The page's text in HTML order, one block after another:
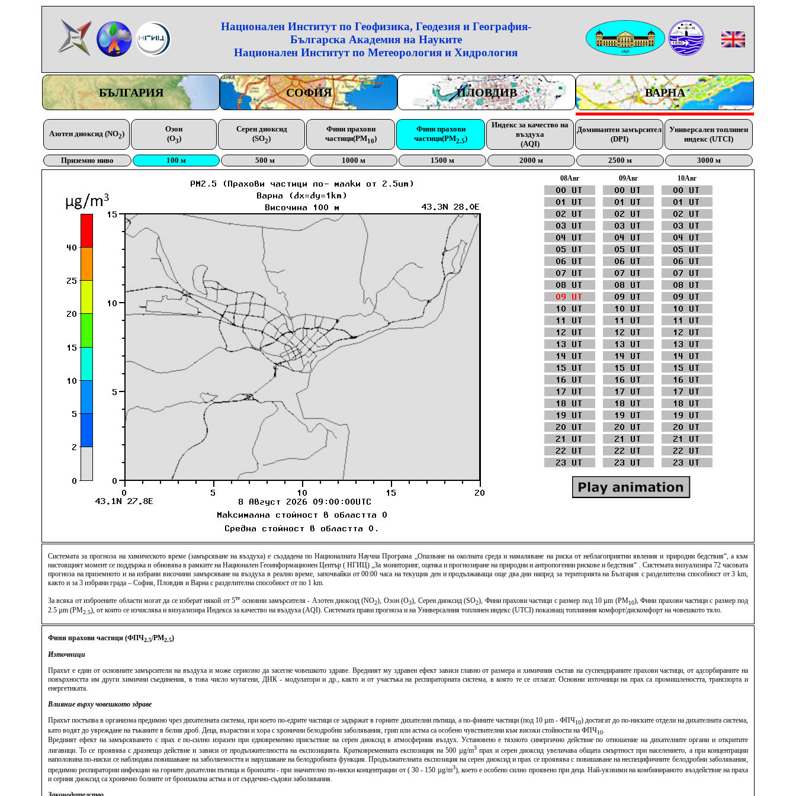
Национален Институт по Геофизика, Геодезия и География-
Българска Академия на Науките
Национален Институт по Метеорология и Хидрология
БЪЛГАРИЯ СОФИЯ ПЛОВДИВ ВАРНА
Азотен диоксид (NO2)
Озон
(O3)
Серен диоксид
(SO2)
Фини прахови
частици(PM10)
Фини прахови
частици(PM2.5)
Индекс за качество на
въздуха
(AQI)
Доминантен замърсител
(DPI)
Универсален топлинен
индекс (UTCI)
Приземно ниво 100 м 500 м 1000 м 1500 м 2000 м 2500 м 3000 м
08Aвг 09Aвг 10Aвг
Системата за прогноза на химическото време (замърсяване на въздуха) е създадена по Националната Научна Програма „Опазване на околната среда и намаляване на риска от неблагоприятни явления и природни бедствия“, а към
настоящият момент се поддържа и обновява в рамките на Национален Геоинформационен Център ( НГИЦ) „За мониторинг, оценка и прогнозиране на природни и антропогенни рискове и бедствия“ . Системата визуализира 72 часовата
прогноза на приземното и на избрани височини замърсяване на въздуха в реално време, започвайки от 00:00 часа на текущия ден и продължаваща още два дни напред за територията на България с разделителна способност от 3 km,
както и за 3 избрани града – София, Пловдив и Варна с разделителна способност от по 1 km.
За всяка от изброените области могат да се изберат някой от 5те основни замърсителя - Азотен диоксид (NO2), Озон (O3), Серен диоксид (SO2), Фини прахови частици с размер под 10 µm (PM10), Фини прахови частици с размер под
2.5 µm (PM2.5), от които се изчислява и визуализира Индекса за качество на въздуха (AQI). Системата прави прогноза и на Универсалния топлинен индекс (UTCI) показващ топлинния комфорт/дискомфорт на човешкото тяло.
Фини прахови частици (ФПЧ2.5/PM2.5)
Източници
Прахът е един от основните замърсители на въздуха и може сериозно да засегне човешкото здраве. Вредният му здравен ефект зависи главно от размера и химичния състав на суспендираните прахови частици, от адсорбираните на
повърхността им други химични съединения, в това число мутагени, ДНК - модулатори и др., както и от участъка на респираторната система, в която те се отлагат. Основни източници на прах са промишлеността, транспорта и
енергетиката.
Влияние върху човешкото здраве
Прахът постъпва в организма предимно чрез дихателната система, при което по-едрите частици се задържат в горните дихателни пътища, а по-фините частици (под 10 µm - ФПЧ10) достигат до по-ниските отдели на дихателната система,
като водят до увреждане на тъканите в белия дроб. Деца, възрастни и хора с хронични белодробни заболявания, грип или астма са особено чувствителни към високи стойности на ФПЧ10
Вредният ефект на замърсяването с прах е по-силно изразен при едновременно присъствие на серен диоксид в атмосферния въздух. Установено е тяхното синергично действие по отношение на дихателните органи и откритите
лигавици. То се проявява с дразнещо действие и зависи от продължителността на експозицията. Кратковременната експозиция на 500 µg/m3прах и серен диоксид увеличава общата смъртност при населението, а при концентрации
наполовина по-ниски се наблюдава повишаване на заболяемостта и нарушаване на белодробната функция. Продължителната експозиция на серен диоксид и прах се проявява с повишаване на неспецифичните белодробни заболявания,
предимно респираторни инфекции на горните дихателни пътища и бронхити - при значително по-ниски концентрации от ( 30 - 150 µg/m3), което е особено силно проявено при деца. Най-уязвими на комбинираното въздействие на праха
и серния диоксид са хронично болните от бронхиална астма и от сърдечно-съдови заболявания.